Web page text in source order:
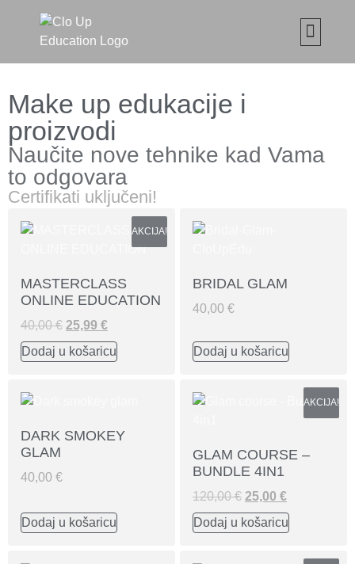
Make up edukacije i
proizvodi
Naučite nove tehnike kad Vama
to odgovara
Certifikati uključeni!
AKCIJA!
MASTERCLASS
ONLINE EDUCATION
40,00€ 25,99 €
Dodaj u košaricu
BRIDAL GLAM
40,00 €
Dodaj u košaricu
DARK SMOKEY
GLAM
40,00 €
Dodaj u košaricu
AKCIJA!
GLAM COURSE –
BUNDLE 4IN1
120,00€ 25,00 €
Dodaj u košaricu